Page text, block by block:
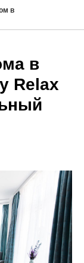
в
в
Relax